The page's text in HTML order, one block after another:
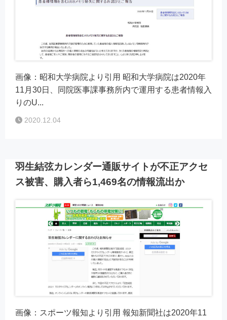
画像：昭和大学病院より引用 昭和大学病院は2020年
11月30日、同院医事課事務所内で運用する患者情報入
りのU...
2020.12.04
羽生結弦カレンダー通販サイトが不正アクセ
ス被害、購入者ら1,469名の情報流出か
画像：スポーツ報知より引用 報知新聞社は2020年11